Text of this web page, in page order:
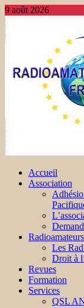
9 août 2026
Accueil
Association
Radioamateurs
Les
Droit à
Revues
Formation
Services
QSL